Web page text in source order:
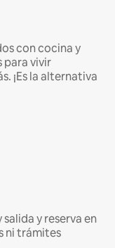
con cocina y
para vivir
¡Es la alternativa
y reserva en
ni trámites